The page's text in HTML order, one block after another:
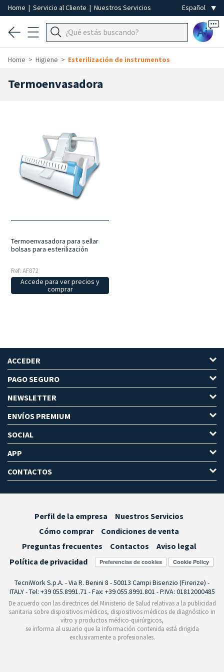
Home | Servicio al Cliente | Nuestros Servicios
Ai
Home Higiene Esterilización de instrumentos
Termoenvasadora
Termoenvasadora para sellar
bolsas para esterilización
Ref: AF872
Accede para ver precios y
comprar
ACCEDER
PAGO SEGURO
NEWSLETTER
ENVÍOS PREMIUM
SOCIAL
APP
CONTACTOS
Perfil de la empresa
Nuestros Servicios
Cómo comprar
Condiciones de venta
Preguntas frecuentes
Contactos
Aviso legal
Política de privacidad
Preferencias de cookies
TecniWork S.p.A. - Via R. Benini 8 - 50013 Campi Bisenzio (Firenze) -
ITALY - Tel: +39 055.8991.71 - Fax: +39 055.8991.801 - P.IVA: 01812000485
De acuerdo con las directrices del Ministerio de Salud relativas a la publicidad
sanitaria sobre dispositivos médicos, dispositivos médicos de diagnóstico in
vitro y productos médico-quirúrgicos,
se informa al usuario que la información contenida está dirigida
exclusivamente a profesionales.